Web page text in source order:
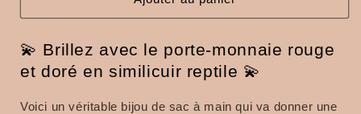
en
reptile
en
reptile
💫 Brillez avec le porte-monnaie rouge
et doré en similicuir reptile 💫
Voici un véritable bijou de sac à main qui va donner une